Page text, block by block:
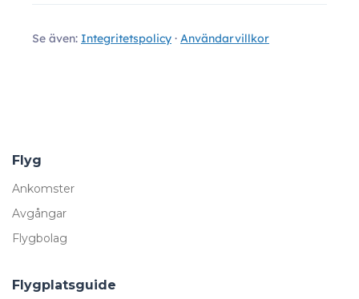
Se även: Integritetspolicy · Användarvillkor
Flyg
Ankomster
Avgångar
Flygbolag
Flygplatsguide